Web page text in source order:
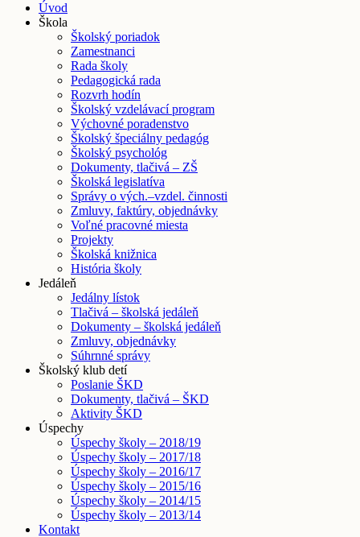
Úvod
Škola
Školský poriadok
Zamestnanci
Rada školy
Pedagogická rada
Rozvrh hodín
Školský vzdelávací program
Výchovné poradenstvo
Školský špeciálny pedagóg
Školský psychológ
Dokumenty, tlačivá – ZŠ
Školská legislatíva
Správy o vých.–vzdel. činnosti
Zmluvy, faktúry, objednávky
Voľné pracovné miesta
Projekty
Školská knižnica
História školy
Jedáleň
Jedálny lístok
Tlačivá – školská jedáleň
Dokumenty – školská jedáleň
Zmluvy, objednávky
Súhrnné správy
Školský klub detí
Poslanie ŠKD
Dokumenty, tlačivá – ŠKD
Aktivity ŠKD
Úspechy
Úspechy školy – 2018/19
Úspechy školy – 2017/18
Úspechy školy – 2016/17
Úspechy školy – 2015/16
Úspechy školy – 2014/15
Úspechy školy – 2013/14
Kontakt